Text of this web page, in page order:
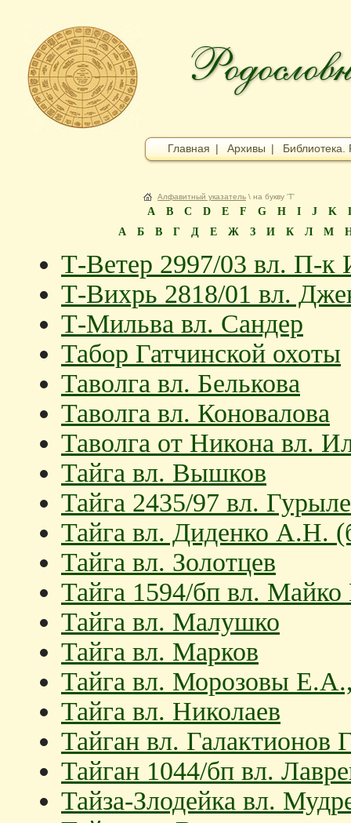
Главная | Архивы |
Алфавитный указатель \ на букву 'Т'
A B C D E F G H I J K
А
Б В Г Д Е Ж З И К Л М
Т-Ветер 2997/03 вл. П-
Т-Вихрь 2818/01 вл.
Т-Мильва вл. Сандер
Табор Гатчинской охоты
Таволга вл. Белькова
Таволга вл. Коновалова
Таволга от Никона вл.
Тайга вл. Вышков
Тайга 2435/97 вл.
Тайга вл. Диденко А.Н.
Тайга вл. Золотцев
Тайга 1594/бп вл.
Тайга вл. Малушко
Тайга вл. Марков
Тайга вл. Морозовы
Тайга вл. Николаев
Тайган вл. Галактионов
Тайган 1044/бп вл.
Тайза-Злодейка вл.